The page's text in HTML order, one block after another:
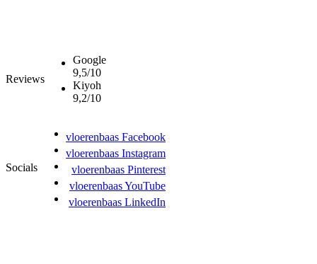
Reviews
Google
9,5/10
Kiyoh
9,2/10
Socials
vloerenbaas Facebook
vloerenbaas Instagram
vloerenbaas Pinterest
vloerenbaas YouTube
vloerenbaas LinkedIn